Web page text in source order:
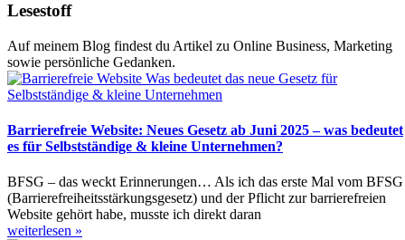
Lesestoff
Auf meinem Blog findest du Artikel zu Online Business, Marketing
sowie persönliche Gedanken.
Barrierefreie Website: Neues Gesetz ab Juni 2025 – was bedeutet
es für Selbstständige & kleine Unternehmen?
BFSG – das weckt Erinnerungen… Als ich das erste Mal vom BFSG
(Barrierefreiheitsstärkungsgesetz) und der Pflicht zur barrierefreien
Website gehört habe, musste ich direkt daran
weiterlesen »